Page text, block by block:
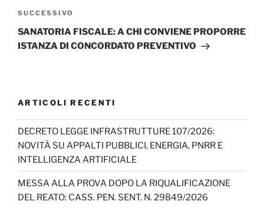
Articolo
successivo
SUCCESSIVO
SANATORIA FISCALE: A CHI CONVIENE PROPORRE
ISTANZA DI CONCORDATO PREVENTIVO
ARTICOLI RECENTI
DECRETO LEGGE INFRASTRUTTURE 107/2026:
NOVITÀ SU APPALTI PUBBLICI, ENERGIA, PNRR E
INTELLIGENZA ARTIFICIALE
MESSA ALLA PROVA DOPO LA RIQUALIFICAZIONE
DEL REATO: CASS. PEN. SENT. N. 29849/2026